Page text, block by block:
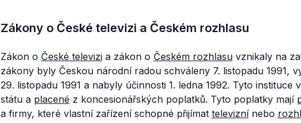
Zákony o České televizi a Českém rozhlasu
Zákon o České televizia zákon o Českém rozhlasuvznikaly na
zákony byly Českou národní radou schváleny 7. listopadu 1991,
29. listopadu 1991 a nabyly účinnosti 1. ledna 1992. Tyto instituce
státu a placené z koncesionářských poplatků. Tyto poplatky mají
a firmy, které vlastní zařízení schopné přijímat televiznínebo